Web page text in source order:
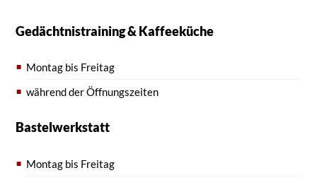
Gedächtnistraining & Kaffeeküche
Montag bis Freitag
während der Öffnungszeiten
Bastelwerkstatt
Montag bis Freitag